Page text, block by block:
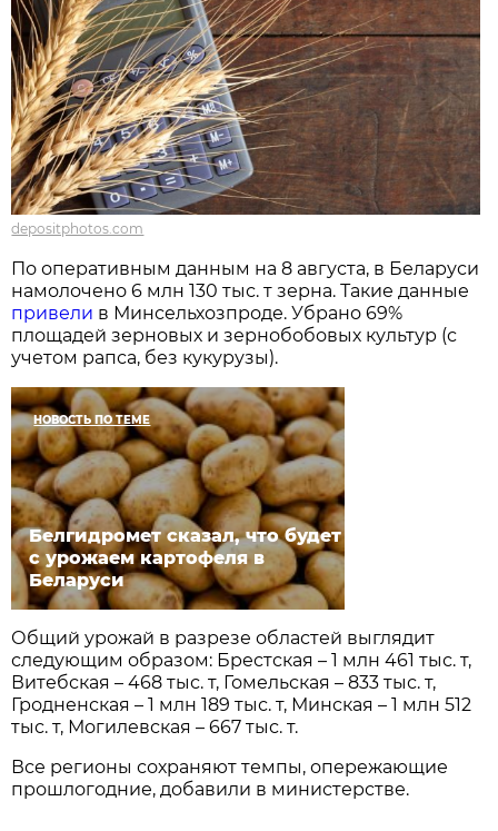
depositphotos.com
По оперативным данным на 8 августа, в Беларуси
намолочено 6 млн 130 тыс. т зерна. Такие данные
привели в Минсельхозпроде. Убрано 69%
площадей зерновых и зернобобовых культур (с
учетом рапса, без кукурузы).
НОВОСТЬ ПО ТЕМЕ
Белгидромет сказал, что будет
с урожаем картофеля в
Беларуси
Общий урожай в разрезе областей выглядит
следующим образом: Брестская – 1 млн 461 тыс. т,
Витебская – 468 тыс. т, Гомельская – 833 тыс. т,
Гродненская – 1 млн 189 тыс. т, Минская – 1 млн 512
тыс. т, Могилевская – 667 тыс. т.
Все регионы сохраняют темпы, опережающие
прошлогодние, добавили в министерстве.